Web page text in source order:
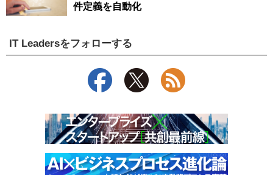
件定義を自動化
IT Leadersをフォローする